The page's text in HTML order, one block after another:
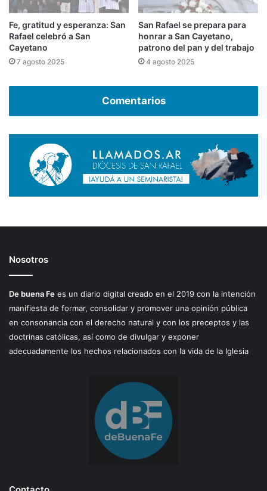
Fe, gratitud y esperanza: San
Rafael celebró a San
Cayetano
7 agosto 2025
San Rafael se prepara para
honrar a San Cayetano,
patrono del pan y del trabajo
4 agosto 2025
Comentarios
Nosotros
De buena Fe es un diario digital creado en el 2019 con la intención
manifiesta de formar, consolidar y promover una opinión pública
en consonancia con el derecho natural y con los preceptos y las
doctrinas católicas, así como de divulgar y exponer
adecuadamente los hechos relacionados con la vida de la Iglesia